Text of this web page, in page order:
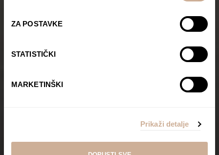
ZA POSTAVKE
STATISTIČKI
MARKETINŠKI
Prikaži detalje